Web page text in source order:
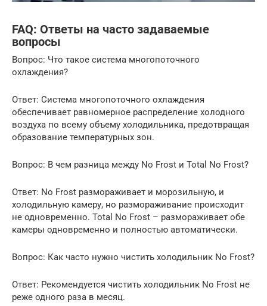
FAQ: Ответы на часто задаваемые
вопросы
Вопрос: Что такое система многопоточного
охлаждения?
Ответ: Система многопоточного охлаждения
обеспечивает равномерное распределение холодного
воздуха по всему объему холодильника, предотвращая
образование температурных зон.
Вопрос: В чем разница между No Frost и Total No Frost?
Ответ: No Frost размораживает и морозильную, и
холодильную камеру, но размораживание происходит
не одновременно. Total No Frost – размораживает обе
камеры одновременно и полностью автоматически.
Вопрос: Как часто нужно чистить холодильник No Frost?
Ответ: Рекомендуется чистить холодильник No Frost не
реже одного раза в месяц.